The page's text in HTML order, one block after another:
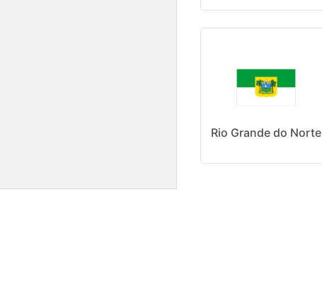
Rio Grande do Norte